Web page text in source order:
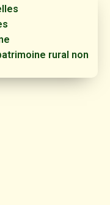
rural non